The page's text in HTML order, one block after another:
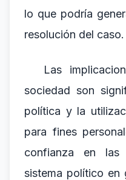
lo que podría
resolución del caso.
Las
sociedad son
política y la
para fines
confianza en
sistema político en